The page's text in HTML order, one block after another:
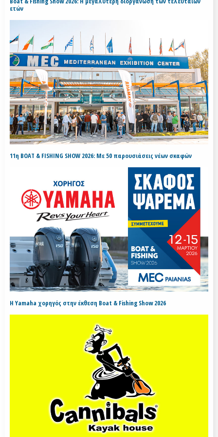
ετών
11η BOAT & FISHING SHOW 2026: Με 50 παρουσιάσεις νέων σκαφών
H Yamaha χορηγός στην έκθεση Boat & Fishing Show 2026